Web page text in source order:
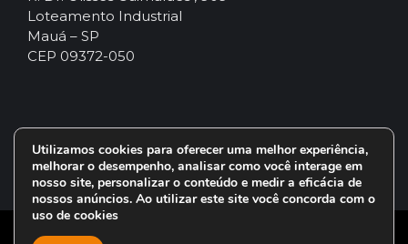
Loteamento Industrial
Mauá – SP
CEP 09372-050
© 2024 – Vorax Lubrificantes – Todos os direitos reservados.
Utilizamos cookies para oferecer uma melhor experiência,
melhorar o desempenho, analisar como você interage em
nosso site, personalizar o conteúdo e medir a eficácia de
nossos anúncios. Ao utilizar este site você concorda com o
uso de cookies